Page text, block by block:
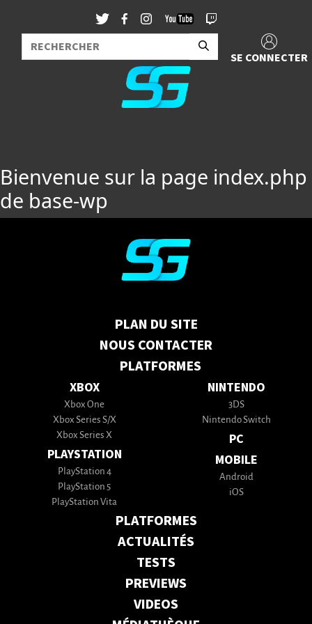
SE CONNECTER
Bienvenue sur la page index.php
de base-wp
PLAN DU SITE
NOUS CONTACTER
PLATFORMES
XBOX
Xbox One
Xbox Series S/X
Xbox Series X
PLAYSTATION
PlayStation 4
PlayStation 5
PlayStation Vita
NINTENDO
3DS
Nintendo Switch
PC
MOBILE
Android
iOS
PLATFORMES
ACTUALITÉS
TESTS
PREVIEWS
VIDEOS